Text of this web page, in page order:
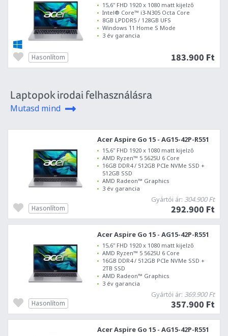
15,6" FHD 1920 x 1080 matt kijelző
Intel® Core™ i3-N305 Octa Core
8GB LPDDR5 / 128GB UFS
Windows 11 Home S Mode
3 év garancia
183.900 Ft
Hasonlítom
Laptopok irodai felhasználásra
Mutasd mind
Acer Aspire Go 15 - AG15-42P-R551
15,6" FHD 1920 x 1080 matt kijelző
AMD Ryzen™ 5 5625U 6 Core
16GB DDR4 / 512GB PCIe NVMe SSD +
512GB SSD
AMD Radeon™ Graphics
3 év garancia
Gyártói ár: 304.900 Ft
292.900 Ft
Hasonlítom
Acer Aspire Go 15 - AG15-42P-R551
15,6" FHD 1920 x 1080 matt kijelző
AMD Ryzen™ 5 5625U 6 Core
16GB DDR4 / 512GB PCIe NVMe SSD +
2TB SSD
AMD Radeon™ Graphics
3 év garancia
Gyártói ár: 369.900 Ft
357.900 Ft
Hasonlítom
Acer Aspire Go 15 - AG15-42P-R551